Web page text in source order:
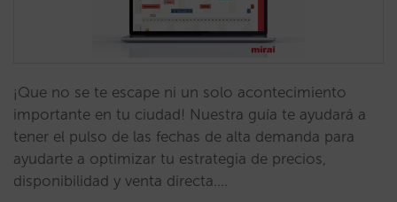
¡Que no se te escape ni un solo acontecimiento
importante en tu ciudad! Nuestra guía te ayudará a
tener el pulso de las fechas de alta demanda para
ayudarte a optimizar tu estrategia de precios,
disponibilidad y venta directa.…